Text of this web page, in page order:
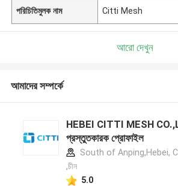
পরিচিতিমুলক নাম Citti Mesh
আরো দেখুন
আমাদের সম্পর্কে
HEBEI CITTI MESH
প্রস্তুতকারক প্রোফাইল
South of Anping,Hebei,
,চীন
5.0